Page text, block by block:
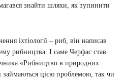
знайти шляхи, як зупинити
іхтіології – риб, він написав
рибництва. І саме Черфас став
«Рибництво в природних
займаються цією проблемою, так чи